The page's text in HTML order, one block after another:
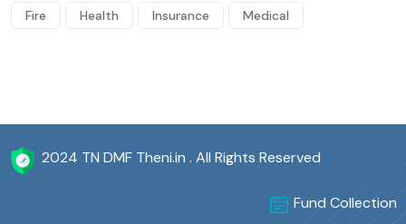
Fire Health Insurance Medical
2024 TN DMF Theni.in . All Rights Reserved
Fund Collection